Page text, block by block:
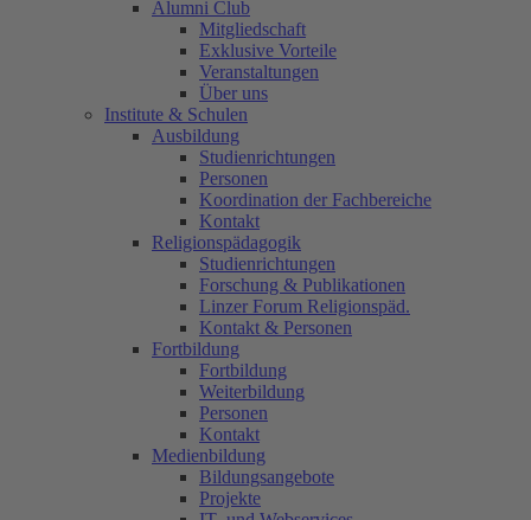
Alumni Club
Mitgliedschaft
Exklusive Vorteile
Veranstaltungen
Über uns
Institute & Schulen
Ausbildung
Studienrichtungen
Personen
Koordination der Fachbereiche
Kontakt
Religionspädagogik
Studienrichtungen
Forschung & Publikationen
Linzer Forum Religionspäd.
Kontakt & Personen
Fortbildung
Fortbildung
Weiterbildung
Personen
Kontakt
Medienbildung
Bildungsangebote
Projekte